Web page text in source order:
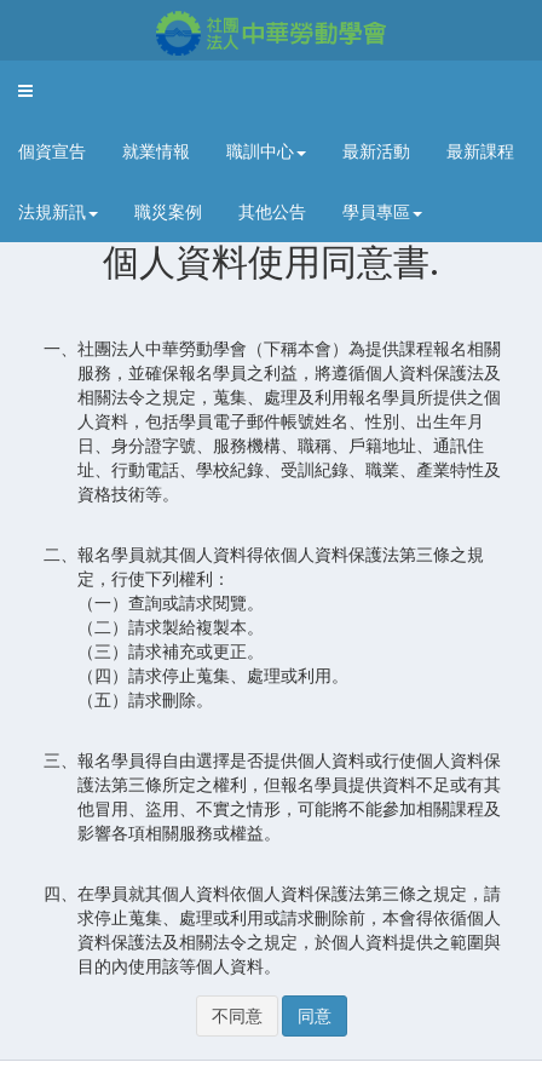
Toggle
個資宣告 就業情報 職訓中心 最新活動 最新課程
法規新訊 職災案例 其他公告 學員專區
個人資料使用同意書.
一、社團法人中華勞動學會（下稱本會）為提供課程報名相關
服務，並確保報名學員之利益，將遵循個人資料保護法及
相關法令之規定，蒐集、處理及利用報名學員所提供之個
人資料，包括學員電子郵件帳號姓名、性別、出生年月
日、身分證字號、服務機構、職稱、戶籍地址、通訊住
址、行動電話、學校紀錄、受訓紀錄、職業、產業特性及
資格技術等。
二、報名學員就其個人資料得依個人資料保護法第三條之規
定，行使下列權利：
（一）查詢或請求閱覽。
（二）請求製給複製本。
（三）請求補充或更正。
（四）請求停止蒐集、處理或利用。
（五）請求刪除。
三、報名學員得自由選擇是否提供個人資料或行使個人資料保
護法第三條所定之權利，但報名學員提供資料不足或有其
他冒用、盜用、不實之情形，可能將不能參加相關課程及
影響各項相關服務或權益。
四、在學員就其個人資料依個人資料保護法第三條之規定，請
求停止蒐集、處理或利用或請求刪除前，本會得依循個人
資料保護法及相關法令之規定，於個人資料提供之範圍與
目的內使用該等個人資料。
不同意 同意